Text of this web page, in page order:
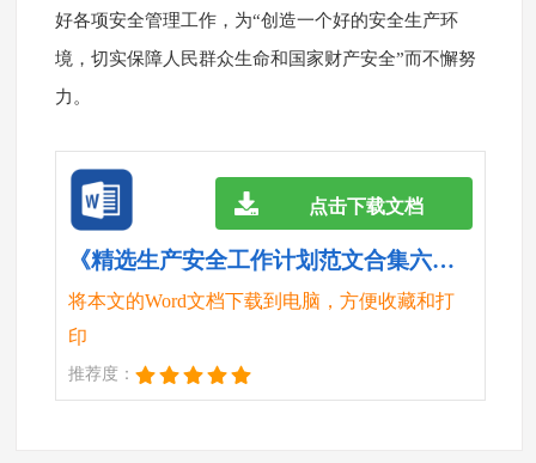
好各项安全管理工作，为“创造一个好的安全生产环
境，切实保障人民群众生命和国家财产安全”而不懈努
力。
《精选生产安全工作计划范文合集六篇.doc》
将本文的Word文档下载到电脑，方便收藏和打
印
推荐度：
点击下载文档